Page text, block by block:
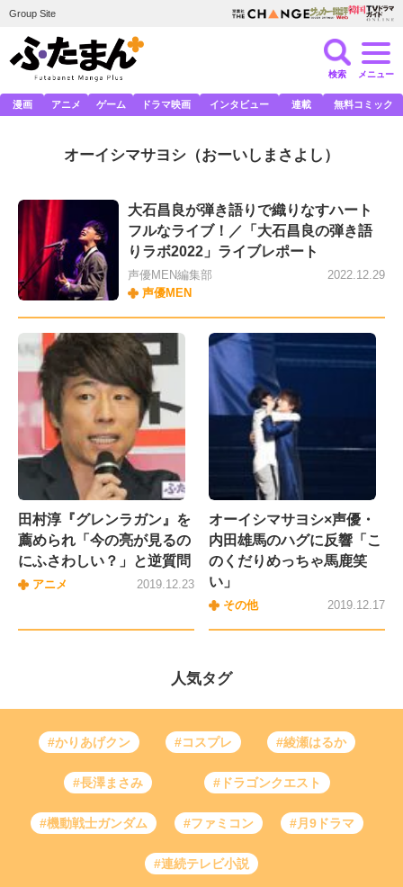
Group Site
検索 メニュー
漫画 アニメ ゲーム ドラマ映画 インタビュー 連載 無料コミック
オーイシマサヨシ （おーいしまさよし）
大石昌良が弾き語りで織りなすハート
フルなライブ！／「大石昌良の弾き語
りラボ2022」ライブレポート
声優MEN編集部
声優MEN
2022.12.29
田村淳『グレンラガン』を
薦められ「今の亮が見るの
にふさわしい？」と逆質問
アニメ 2019.12.23
オーイシマサヨシ×声優・
内田雄馬のハグに反響「こ
のくだりめっちゃ馬鹿笑
い」
その他 2019.12.17
人気タグ
#かりあげクン #コスプレ #綾瀬はるか
#長澤まさみ #ドラゴンクエスト
#機動戦士ガンダム #ファミコン #月9ドラマ
#連続テレビ小説